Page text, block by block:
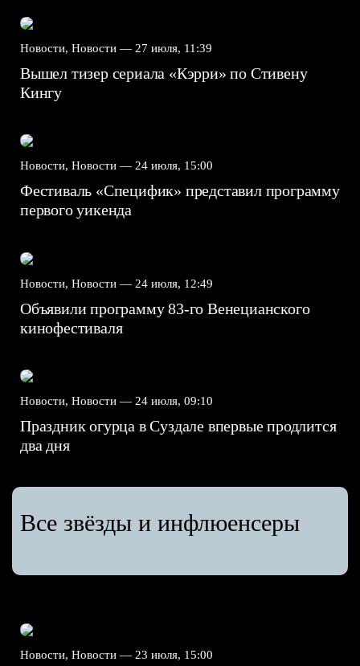
Новости, Новости — 27 июля, 11:39
Вышел тизер сериала «Кэрри» по Стивену
Кингу
Новости, Новости — 24 июля, 15:00
Фестиваль «Специфик» представил программу
первого уикенда
Новости, Новости — 24 июля, 12:49
Объявили программу 83-го Венецианского
кинофестиваля
Новости, Новости — 24 июля, 09:10
Праздник огурца в Суздале впервые продлится
два дня
Все звёзды и инфлюенсеры
Новости, Новости — 23 июля, 15:00